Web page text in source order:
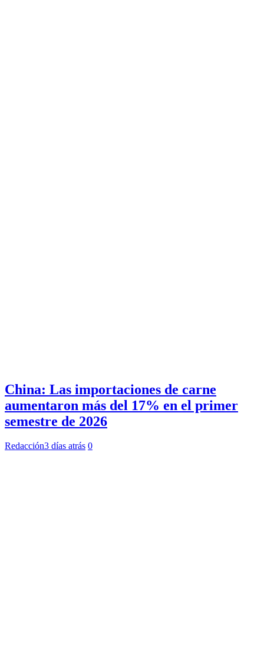
China: Las importaciones de carne
aumentaron más del 17% en el primer
semestre de 2026
Redacción3 días atrás 0